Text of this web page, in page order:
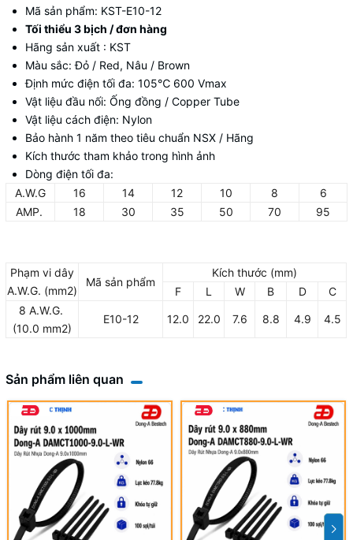
Mã sản phẩm: KST-E10-12
Tối thiểu 3 bịch / đơn hàng
Hãng sản xuất : KST
Màu sắc: Đỏ / Red, Nâu / Brown
Định mức điện tối đa: 105℃ 600 Vmax
Vật liệu đầu nối: Ống đồng / Copper Tube
Vật liệu cách điện: Nylon
Bảo hành 1 năm theo tiêu chuẩn NSX / Hãng
Kích thước tham khảo trong hình ảnh
Dòng điện tối đa:
A.W.G
16 14 12 10 8
6
AMP.
18 30 35 50 70 95
Phạm vi dây
A.W.G. (mm2)
Mã sản phẩm
Kích thước (mm)
F
L W B D
C
8 A.W.G.
(10.0 mm2)
E10-12 12.0 22.0 7.6 8.8 4.9 4.5
Sản phẩm liên quan